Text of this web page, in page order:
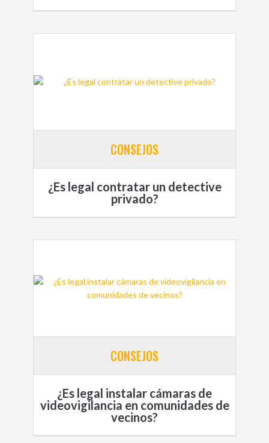
CONSEJOS
¿Es legal contratar un detective
privado?
CONSEJOS
¿Es legal instalar cámaras de
videovigilancia en comunidades de
vecinos?